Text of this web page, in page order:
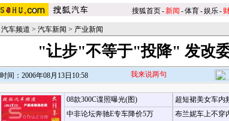
搜狐首页-新闻 -体育-娱乐-
汽车频道 > 汽车新闻 > 产业新闻
"让步"不等于"投降" 发改
时间：2006年08月13日10:58 我来说两句
08款300C谍照曝光(图)
中非论坛奔驰E专车降价5万
超短裙美女车内
布兰妮车上不穿